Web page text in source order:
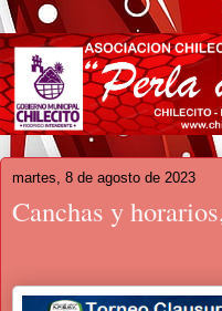
martes, 8 de agosto de 2023
Canchas y